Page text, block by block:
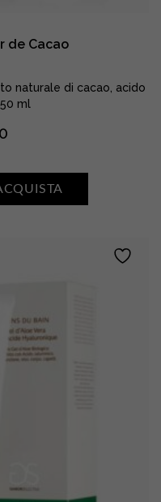
de Cacao
naturale di cacao, acido
ml